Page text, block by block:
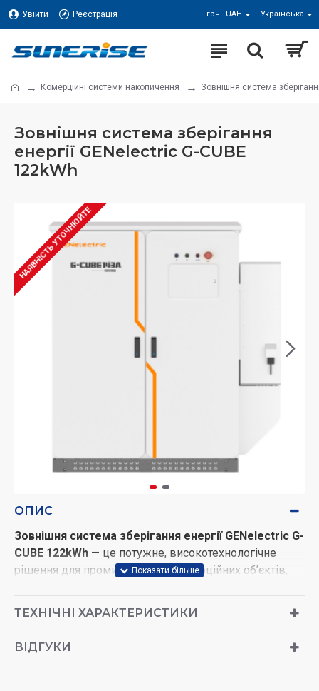
Увійти Реєстрація грн. UAH Українська
Комерційні системи накопичення Зовнішня система
Зовнішня система зберігання
енергії GENelectric G-CUBE
122kWh
НАЯВНІСТЬ УТОЧНЮЙТЕ
ОПИС
Зовнішня система зберігання енергії GENelectric G-
CUBE 122kWh — це потужне, високотехнологічне
рішення для промислових та комерційних об’єктів,
ТЕХНІЧНІ ХАРАКТЕРИСТИКИ
ВІДГУКИ